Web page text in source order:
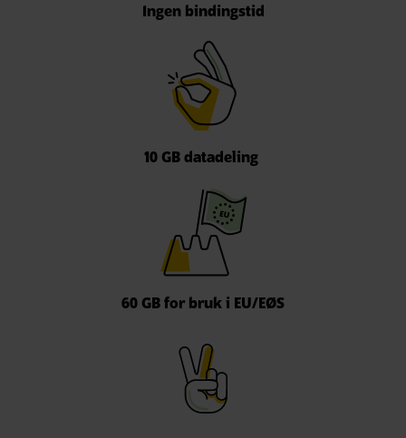
Ingen bindingstid
10 GB datadeling
60 GB for bruk i EU/EØS